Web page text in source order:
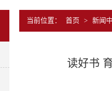
当前位置： 首页 > 新闻
读好书